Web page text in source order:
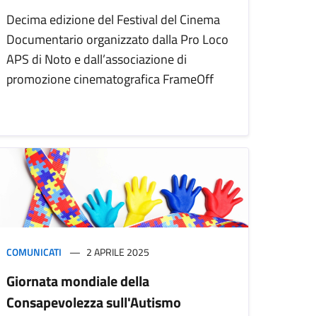
Decima edizione del Festival del Cinema
Documentario organizzato dalla Pro Loco
APS di Noto e dall’associazione di
promozione cinematografica FrameOff
COMUNICATI 2 APRILE 2025
Giornata mondiale della
Consapevolezza sull'Autismo